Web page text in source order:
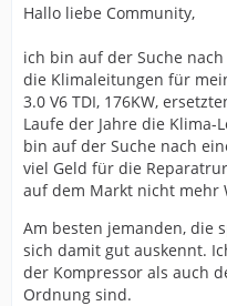
Hallo liebe Community,
ich bin auf der Suche
die Klimaleitungen für
3.0 V6 TDI, 176KW,
Laufe der Jahre die
bin auf der Suche nach
viel Geld für die
auf dem Markt nicht mehr
Am besten jemanden, die
sich damit gut auskennt.
der Kompressor als auch
Ordnung sind.